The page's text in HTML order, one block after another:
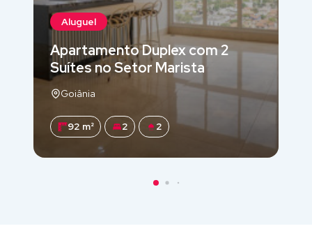
Aluguel
Apartamento Duplex com 2
Suítes no Setor Marista
Goiânia
92 m² 2 2